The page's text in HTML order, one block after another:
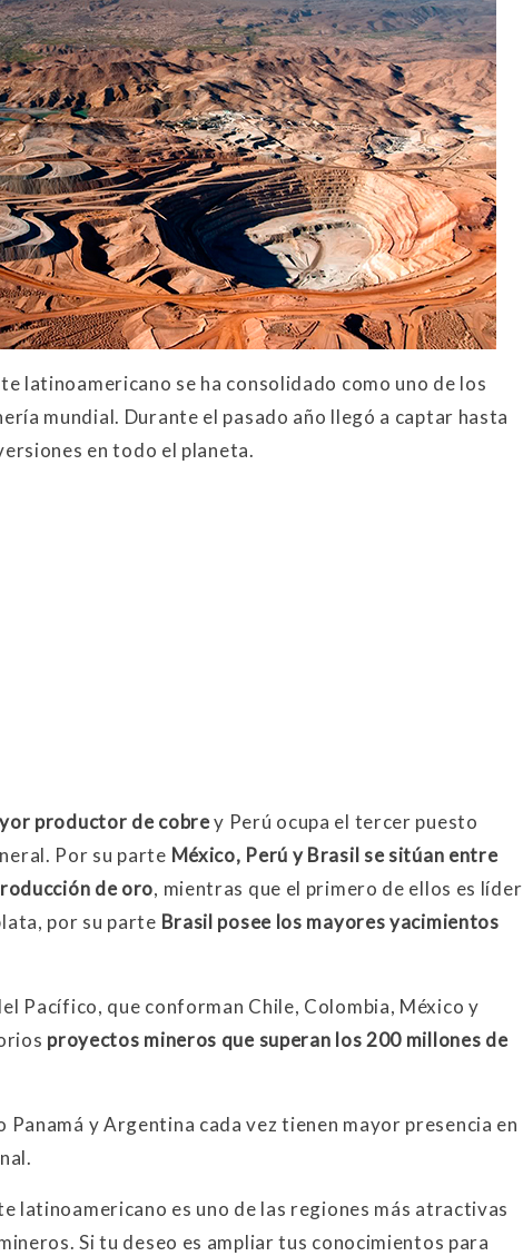
latinoamericano se ha consolidado como uno de los
mundial. Durante el pasado año llegó a captar hasta
en todo el planeta.
productor de cobrey Perú ocupa el tercer puesto
Por su parte México, Perú y Brasil se sitúan entre
de oro, mientras que el primero de ellos es líder
por su parte Brasil posee los mayores yacimientos
Pacífico, que conforman Chile, Colombia, México y
proyectos mineros que superan los 200 millones de
y Argentina cada vez tienen mayor presencia en
latinoamericano es uno de las regiones más atractivas
Si tu deseo es ampliar tus conocimientos para